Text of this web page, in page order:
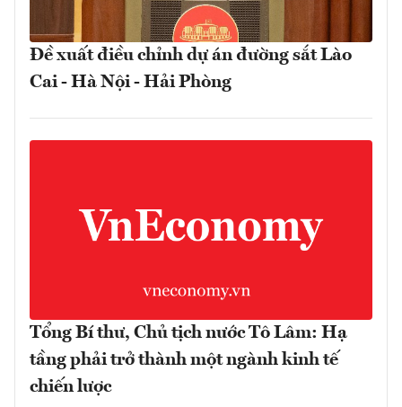
Đề xuất điều chỉnh dự án đường sắt Lào
Cai - Hà Nội - Hải Phòng
Tổng Bí thư, Chủ tịch nước Tô Lâm: Hạ
tầng phải trở thành một ngành kinh tế
chiến lược